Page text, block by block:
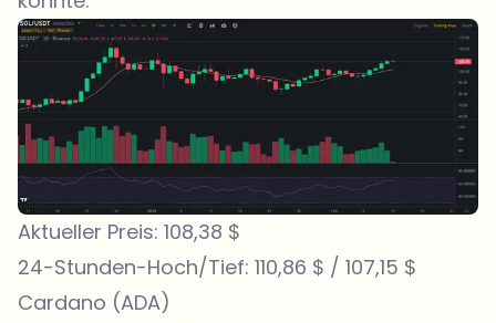
Aktueller Preis: 108,38 $
24-Stunden-Hoch/Tief: 110,86 $ / 107,15 $
Cardano (ADA)